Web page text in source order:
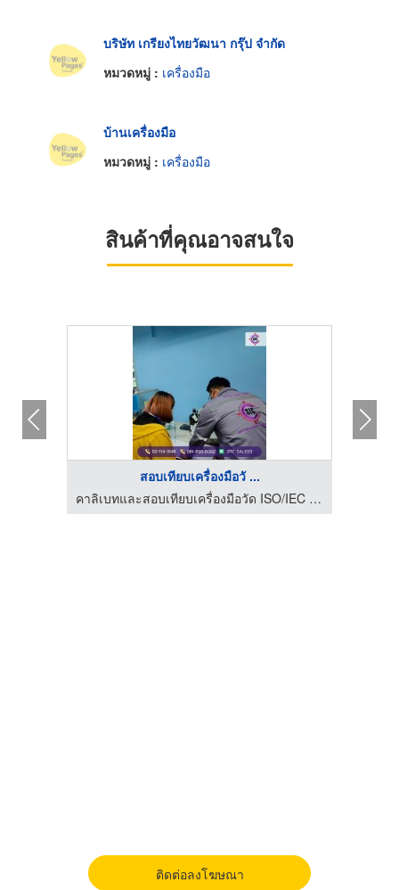
บริษัท เกรียงไทยวัฒนา กรุ๊ป จำกัด
หมวดหมู่ : เครื่องมือ
บ้านเครื่องมือ
หมวดหมู่ : เครื่องมือ
สินค้าที่คุณอาจสนใจ
สอบเทียบเครื่องมือวั ...
คาลิเบทและสอบเทียบเครื่องมือวัด ISO/IEC 17025 - STC
ติดต่อลงโฆษณา